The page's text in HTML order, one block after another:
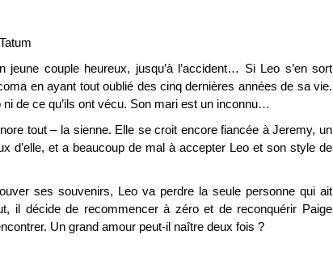
couple heureux, jusqu’à l’accident… Si Leo s’en sort
en ayant tout oublié des cinq dernières années de sa vie.
ni de ce qu’ils ont vécu. Son mari est un inconnu…
tout – la sienne. Elle se croit encore fiancée à Jeremy, un
d’elle, et a beaucoup de mal à accepter Leo et son style de
ses souvenirs, Leo va perdre la seule personne qui ait
il décide de recommencer à zéro et de reconquérir Paige
Un grand amour peut-il naître deux fois ?